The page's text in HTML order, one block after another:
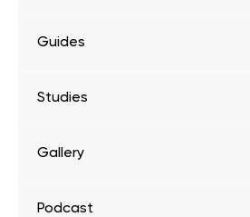
Guides
Studies
Gallery
Podcast